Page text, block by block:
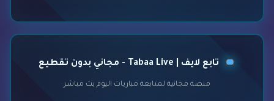
تابع لايف | Tabaa Live - مجاني بدون تقطيع
منصة مجانية لمتابعة مباريات اليوم بث مباشر